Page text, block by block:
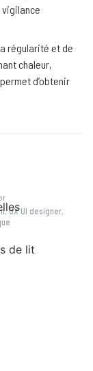
régularité et de
chaleur,
d’obtenir
UX UI designer,